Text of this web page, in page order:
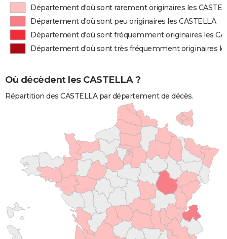
Département d'où sont rarement originaires les
Département d'où sont peu originaires les CASTELLA
Département d'où sont fréquemment originaires les
Département d'où sont très fréquemment originaires
Où décèdent les CASTELLA ?
Répartition des CASTELLA par département de décès.